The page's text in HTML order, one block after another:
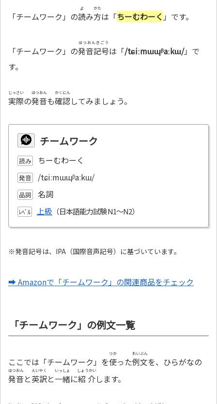
「チームワーク」の読
よ
み方
かた
は「ちーむわーく 」です。
「チームワーク」の発音記号
はつおんきごう
は「/tɕiːmɯɰᵝaːkɯ/」で
す。
実際
じっさい
の発音
はつおん
も確認
かくにん
してみましょう。
チームワーク
読み ちーむわーく
発音 /tɕiːmɯɰᵝaːkɯ/
品詞 名詞
ﾚﾍﾞﾙ 上級
※発音記号は、IPA（国際音声記号）に基づいています。
➡ Amazonで「チームワーク」の関連商品をチェック
「チームワーク」の例文一覧
ここでは「チームワーク」を使
つか
った例文
れいぶん
を、ひらがなの
発音
はつおん
と英訳
えいやく
と一緒
いっしょ
に紹介
しょうかい
します。